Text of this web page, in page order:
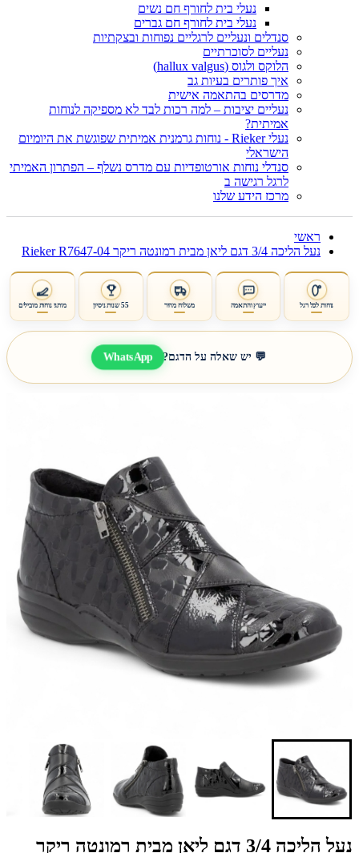
נעלי בית לחורף חם נשים
נעלי בית לחורף חם גברים
סנדלים ונעליים לרגליים נפוחות ובצקתיות
נעליים לסוכרתיים
הלוקס ולגוס (hallux valgus)
איך פותרים בעיות גב
מדרסים בהתאמה אישית
נעליים יציבות – למה רכות לבד לא מספיקה לנוחות
אמיתית?
נעלי Rieker - נוחות גרמנית אמיתית שפוגשת את היומיום
הישראלי
סנדלי נוחות אורטופדיות עם מדרס נשלף – הפתרון האמיתי
לרגל רגישה ב
מרכז הידע שלנו
ראשי
נעל הליכה 3/4 דגם ליאן מבית רמונטה ריקר Rieker R7647-04
נוחות לכל רגל ייעוץ והתאמה משלוח מהיר 55 שנות ניסיון מותגי נוחות מובילים
💬 יש שאלה על הדגם? WhatsApp
נעל הליכה 3/4 דגם ליאן מבית רמונטה ריקר